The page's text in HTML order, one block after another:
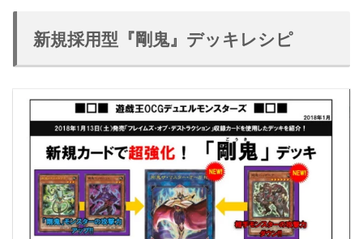
新規採用型『剛鬼』デッキレシピ